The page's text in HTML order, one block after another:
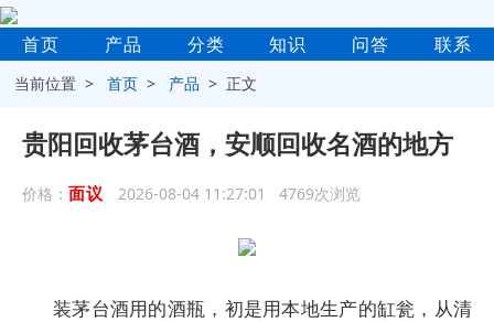
首页 产品 分类 知识 问答 联系
当前位置 >首页 > 产品 > 正文
贵阳回收茅台酒，安顺回收名酒的地方
价格： 面议 2026-08-04 11:27:01 4769次浏览
装茅台酒用的酒瓶，初是用本地生产的缸瓮，从清